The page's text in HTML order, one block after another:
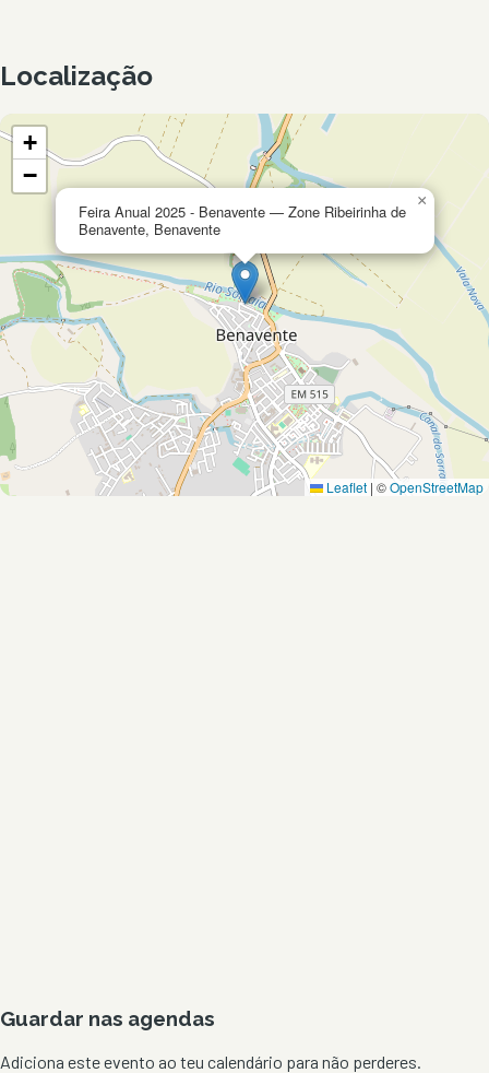
Localização
Feira Anual 2025 - Benavente — Zone Ribeirinha de
Benavente, Benavente
×
+
−
Leaflet | ©OpenStreetMap
Guardar nas agendas
Adiciona este evento ao teu calendário para não perderes.